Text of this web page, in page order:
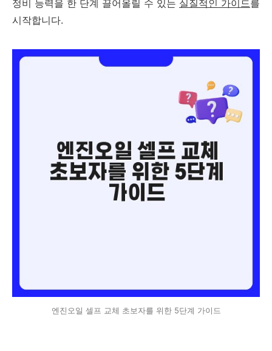
정비 능력을 한 단계 끌어올릴 수 있는 실질적인 가이드를
시작합니다.
엔진오일 셀프 교체 초보자를 위한 5단계 가이드